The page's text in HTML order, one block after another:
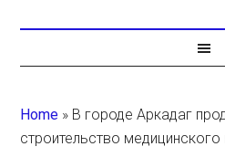
Home » В городе Аркадаг
строительство медицинского